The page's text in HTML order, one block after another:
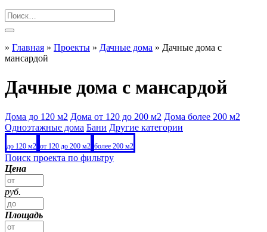
» Главная » Проекты » Дачные дома » Дачные дома с
мансардой
Дачные дома с мансардой
Дома до 120 м2 Дома от 120 до 200 м2 Дома более 200 м2
Одноэтажные дома Бани Другие категории
до 120 м2 от 120 до 200 м2 более 200 м2
Поиск проекта по фильтру
Цена
руб.
Площадь